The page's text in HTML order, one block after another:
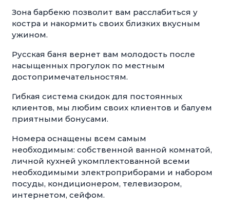
Зона барбекю позволит вам расслабиться у
костра и накормить своих близких вкусным
ужином.
Русская баня вернет вам молодость после
насыщенных прогулок по местным
достопримечательностям.
Гибкая система скидок для постоянных
клиентов, мы любим своих клиентов и балуем
приятными бонусами.
Номера оснащены всем самым
необходимым: собственной ванной комнатой,
личной кухней укомплектованной всеми
необходимыми электроприборами и набором
посуды, кондиционером, телевизором,
интернетом, сейфом.